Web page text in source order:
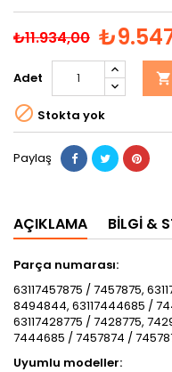
₺11.934,00
Adet 
 Stokta yok
Paylaş
AÇIKLAMA BILGI &
Parça numarası:
63117457875 / 7457875,
8494844, 63117444685 /
63117428775 / 7428775,
7444685 / 7457874 /
Uyumlu modeller: